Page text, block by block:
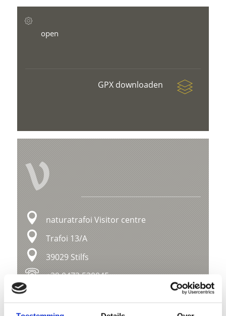
open
GPX downloaden
V
naturatrafoi Visitor centre
Trafoi 13/A
39029 Stilfs
+39 0473 530045
www.nationalpark-